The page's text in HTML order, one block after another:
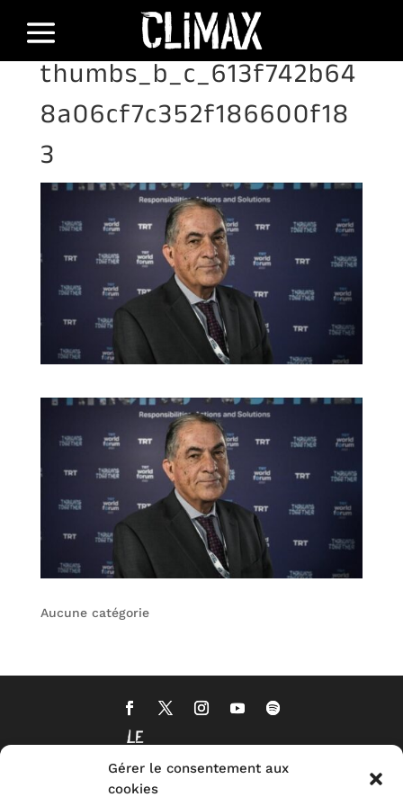
Gérer le consentement aux
cookies
thumbs_b_c_613f742b64
8a06cf7c352f186600f18
3
Aucune catégorie